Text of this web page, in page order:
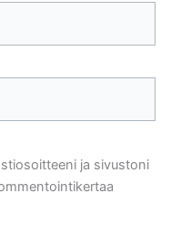
ja sivustoni